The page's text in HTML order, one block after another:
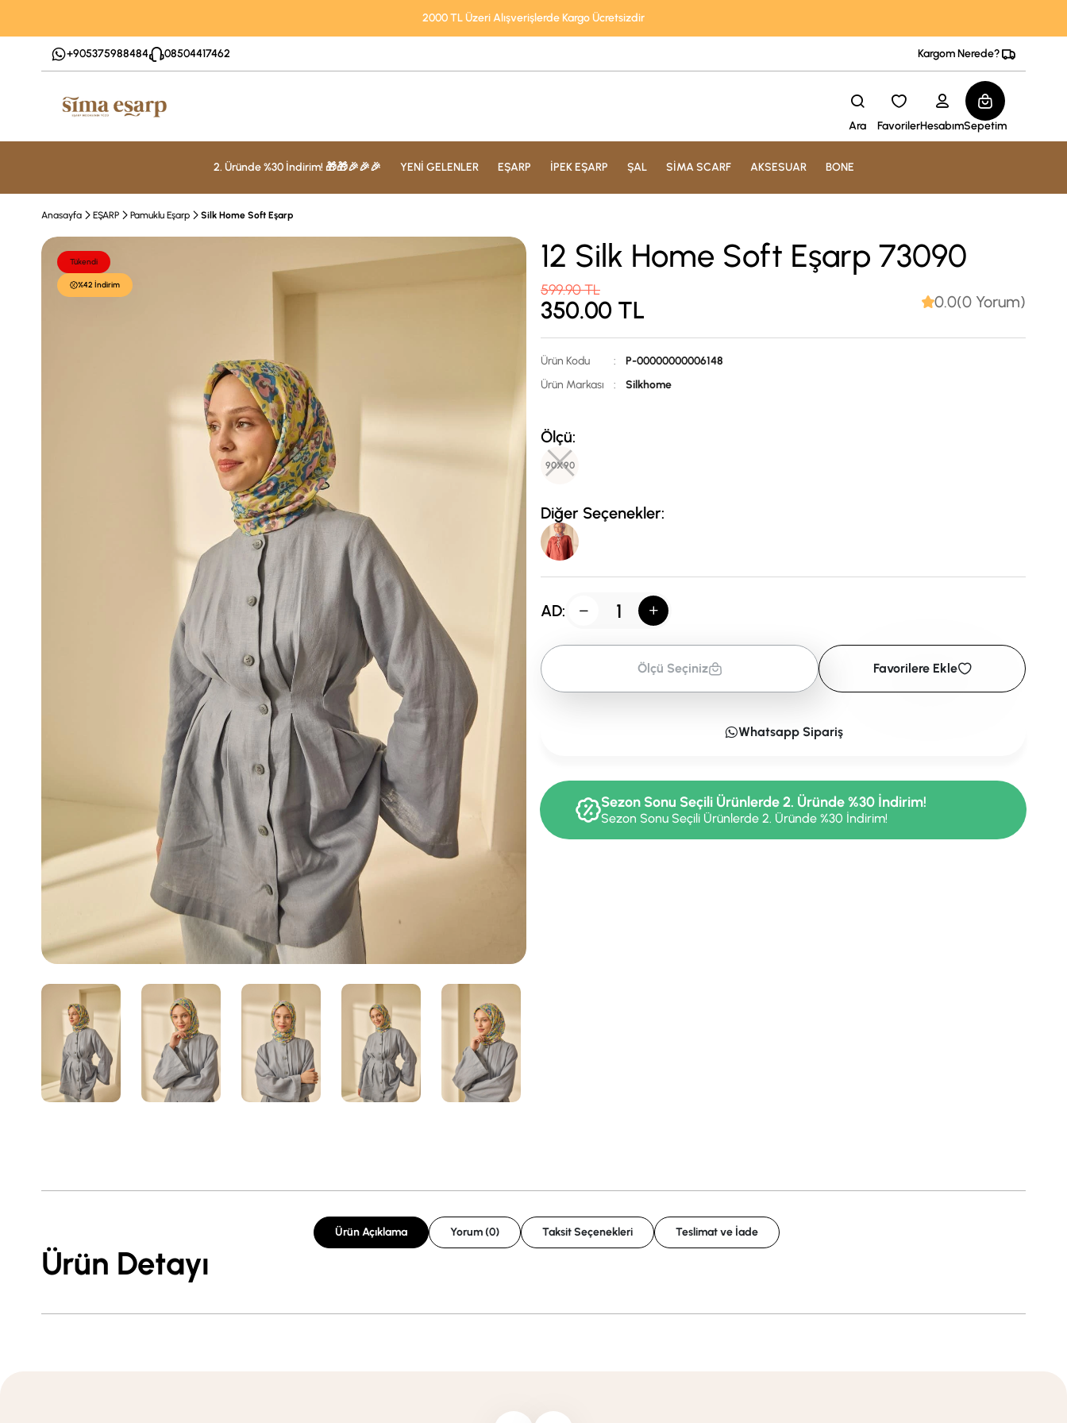
2000 TL Üzeri Alışverişlerde Kargo Ücretsizdir
+905375988484 08504417462 Kargom Nerede?
Ara FavorilerHesabımSepetim
2. Üründe %30 İndirim! 🎁🎁🎉🎉🎉 YENİ GELENLER EŞARP İPEK EŞARP ŞAL SİMA SCARF AKSESUAR BONE
Anasayfa EŞARP Pamuklu Eşarp Silk Home Soft Eşarp
Tükendi
%42 İndirim
12 Silk Home Soft Eşarp 73090
599.90TL
350.00 TL 0.0(0 Yorum)
Ürün Kodu :
P-00000000006148
Ürün Markası
: Silkhome
Ölçü:
90X90
Diğer Seçenekler:
AD:
Ölçü Seçiniz Favorilere Ekle
Whatsapp Sipariş
Sezon Sonu Seçili Ürünlerde 2. Üründe %30 İndirim!
Sezon Sonu Seçili Ürünlerde 2. Üründe %30 İndirim!
Ürün Açıklama Yorum (0) Taksit Seçenekleri Teslimat ve İade
Ürün Detayı